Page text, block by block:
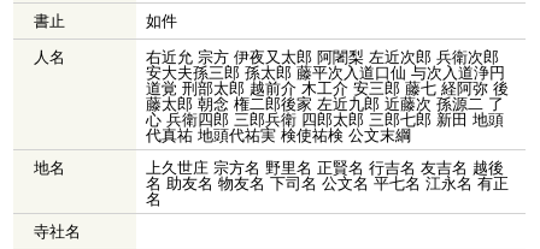
書止
如件
人名
右近允 宗方 伊夜又太郎 阿闍梨 左近次郎 兵衛次郎
安大夫孫三郎 孫太郎 藤平次入道口仙 与次入道浄円
道覚 刑部太郎 越前介 木工介 安三郎 藤七 経阿弥 後
藤太郎 朝念 権二郎後家 左近九郎 近藤次 孫源二 了
心 兵衛四郎 三郎兵衛 四郎太郎 三郎七郎 新田 地頭
代真祐 地頭代祐実 検使祐検 公文末綱
地名
上久世庄 宗方名 野里名 正賢名 行吉名 友吉名 越後
名 助友名 物友名 下司名 公文名 平七名 江永名 有正
名
寺社名